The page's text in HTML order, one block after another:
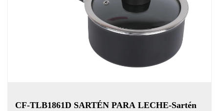
CF-TLB1861D SARTÉN PARA LECHE-Sartén